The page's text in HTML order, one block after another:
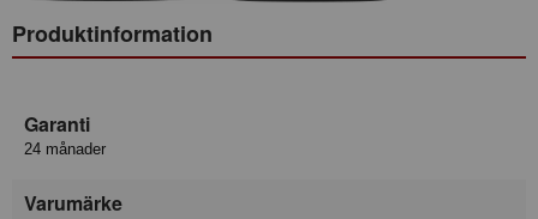
Produktinformation
Garanti
24 månader
Varumärke